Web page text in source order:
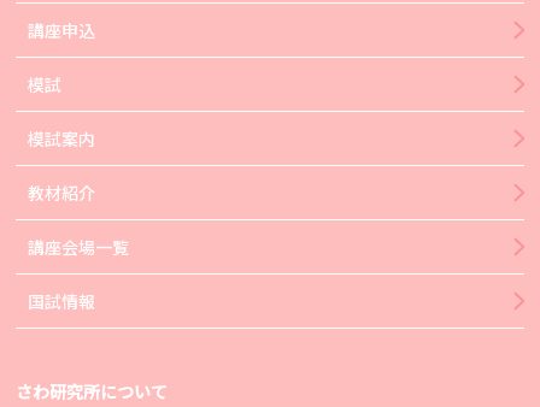
講座申込
模試
模試案内
教材紹介
講座会場一覧
国試情報
さわ研究所について